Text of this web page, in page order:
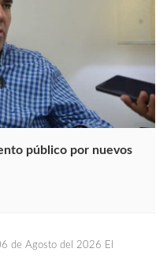
público por nuevos
de Agosto del 2026 El